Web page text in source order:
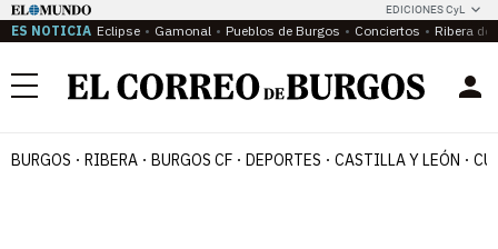
EDICIONES CyL
ES NOTICIA Eclipse Gamonal Pueblos de Burgos Conciertos Ribera del
Menú
BURGOS RIBERA BURGOS CF DEPORTES CASTILLA Y LEÓN